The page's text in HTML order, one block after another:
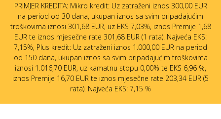
PRIMJER KREDITA: Mikro kredit: Uz zatraženi iznos 300,00 EUR
na period od 30 dana, ukupan iznos sa svim pripadajućim
troškovima iznosi 301,68 EUR, uz EKS 7,03%, iznos Premije 1,68
EUR te iznos mjesečne rate 301,68 EUR (1 rata). Najveća EKS:
7,15%, Plus kredit: Uz zatraženi iznos 1.000,00 EUR na period
od 150 dana, ukupan iznos sa svim pripadajućim troškovima
iznosi 1.016,70 EUR, uz kamatnu stopu 0,00% te EKS 6,96 %,
iznos Premije 16,70 EUR te iznos mjesečne rate 203,34 EUR (5
rata). Najveća EKS: 7,15 %